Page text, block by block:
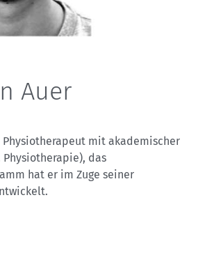
Auer
Physiotherapeut mit akademischer
Physiotherapie), das
hat er im Zuge seiner